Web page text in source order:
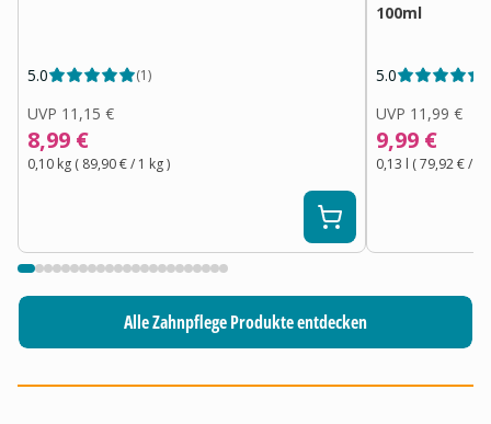
5.0 (1)
UVP 11,15 €
8,99 €
0,10 kg ( 89,90 €/ 1 kg)
100ml
5.0
UVP 11,99 €
9,99 €
0,13 l (79,92 €/ 1
Alle Zahnpflege Produkte entdecken